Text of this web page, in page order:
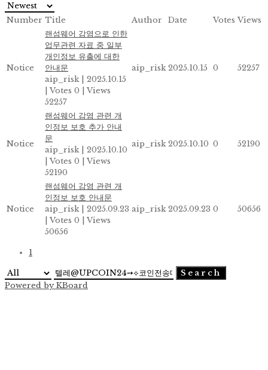
Number Title Author Date Votes Views
Notice
랜섬웨어 감염으로 인한
업무관련 자료 중 일부
개인정보 유출에 대한
안내문
aip_risk
2025.10.15
Votes 0
Views
52257
aip_risk 2025.10.15 0 52257
Notice
랜섬웨어 감염 관련 개
인정보 보호 추가 안내
문
aip_risk
2025.10.10
Votes 0
Views
52190
aip_risk 2025.10.10 0 52190
Notice
랜섬웨어 감염 관련 개
인정보 보호 안내문
aip_risk
2025.09.23
Votes 0
Views
50656
aip_risk 2025.09.23 0 50656
1
Search
Powered by KBoard